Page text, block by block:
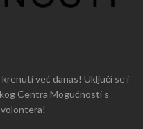
već danas! Uključi se i
Centra Mogućnosti s
volontera!